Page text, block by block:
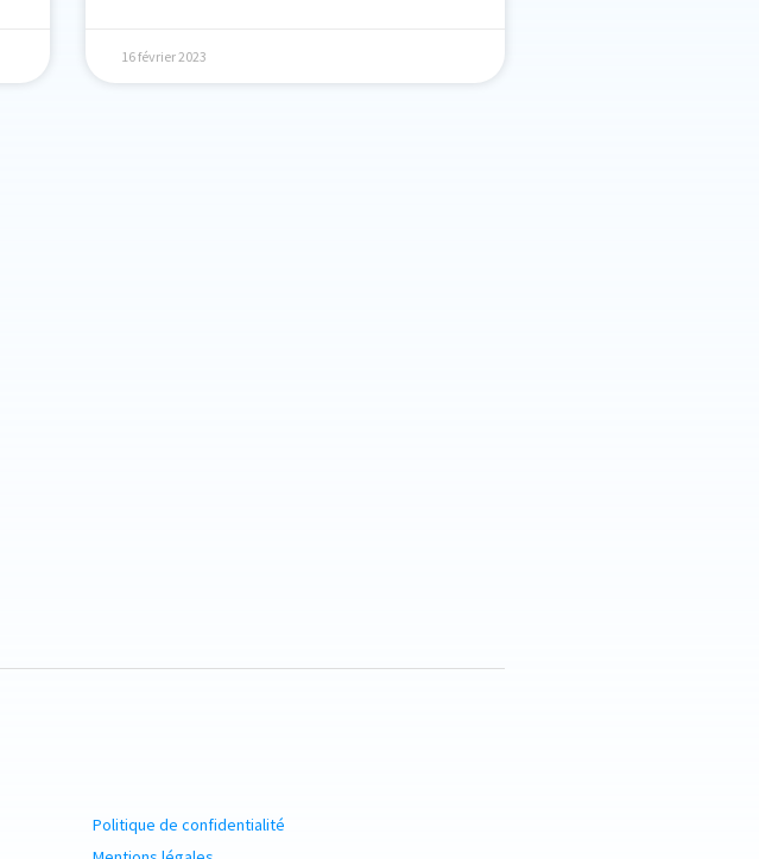
16 février 2023
Politique de confidentialité